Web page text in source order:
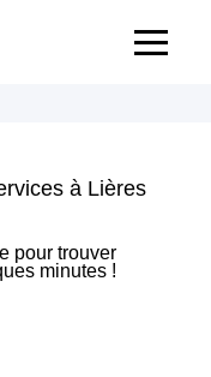
à Lières
pour trouver
minutes !